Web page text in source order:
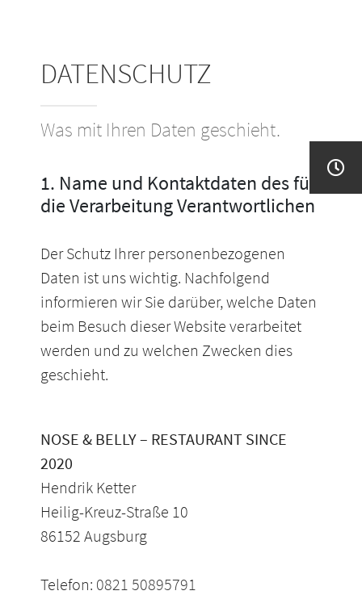
DATENSCHUTZ
Was mit Ihren Daten geschieht.
1. Name und Kontaktdaten des für
die Verarbeitung Verantwortlichen
Der Schutz Ihrer personenbezogenen
Daten ist uns wichtig. Nachfolgend
informieren wir Sie darüber, welche Daten
beim Besuch dieser Website verarbeitet
werden und zu welchen Zwecken dies
geschieht.
NOSE & BELLY – RESTAURANT SINCE
2020
Hendrik Ketter
Heilig-Kreuz-Straße 10
86152 Augsburg
Telefon: 0821 50895791